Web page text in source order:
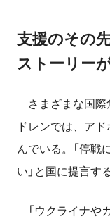
支援のその
ストーリー
さまざまな国際
ドレンでは、ア
んでいる。「停戦
い」と国に提言す
「ウクライナや